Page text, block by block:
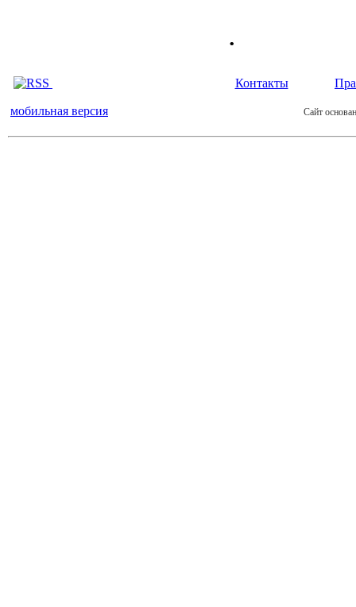
.
Контакты
мобильная версия Сайт